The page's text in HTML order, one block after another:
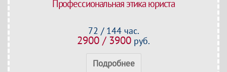
Профессиональная этика юриста
72 / 144 час.
2900 / 3900 руб.
Подробнее